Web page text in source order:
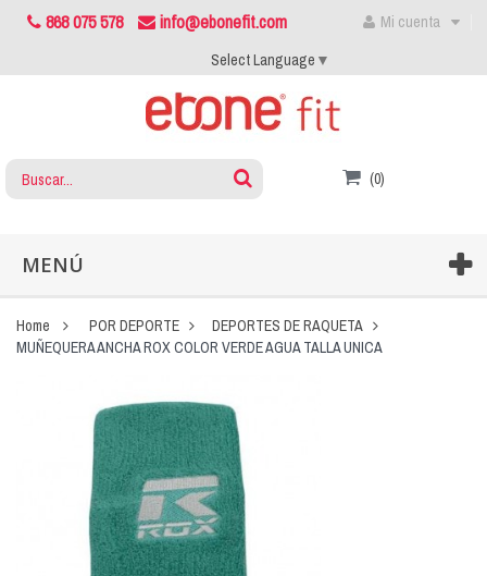
868 075 578 info@ebonefit.com
Mi cuenta
Select Language ▼
(0)
MENÚ
Home POR DEPORTE
DEPORTES DE RAQUETA
MUÑEQUERA ANCHA ROX COLOR VERDE AGUA TALLA UNICA